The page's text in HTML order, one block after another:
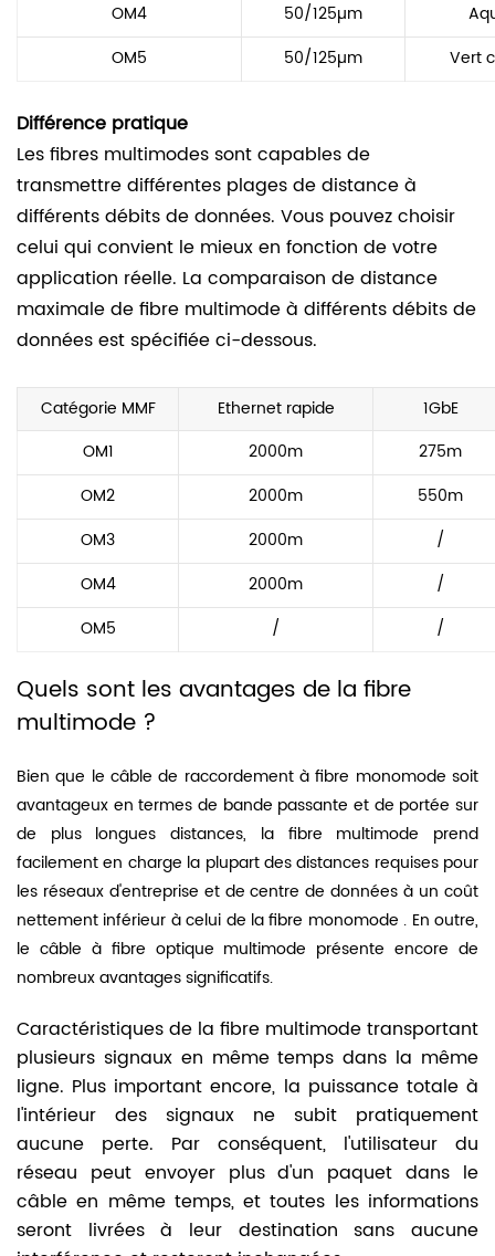
OM4
50/125µm
OM5
50/125µm Vert
Différence pratique
Les fibres multimodes sont capables de
transmettre différentes plages de distance à
différents débits de données. Vous pouvez choisir
celui qui convient le mieux en fonction de votre
application réelle. La comparaison de distance
maximale de fibre multimode à différents débits de
données est spécifiée ci-dessous.
Catégorie MMF Ethernet rapide
1GbE
OM1
2000m
275m
OM2
2000m
550m
OM3
2000m
/
OM4
2000m
/
OM5
/ /
Quels sont les avantages de la fibre
multimode ?
Bien que le câble de raccordement à fibre monomode soit
avantageux en termes de bande passante et de portée sur
de plus longues distances, la fibre multimode prend
facilement en charge la plupart des distances requises pour
les réseaux d'entreprise et de centre de données à un coût
nettement inférieur à celui de la fibre monomode . En outre,
le câble à fibre optique multimode présente encore de
nombreux avantages significatifs.
Caractéristiques de la fibre multimode transportant
plusieurs signaux en même temps dans la même
ligne. Plus important encore, la puissance totale à
l'intérieur des signaux ne subit pratiquement
aucune perte. Par conséquent, l'utilisateur du
réseau peut envoyer plus d'un paquet dans le
câble en même temps, et toutes les informations
seront livrées à leur destination sans aucune